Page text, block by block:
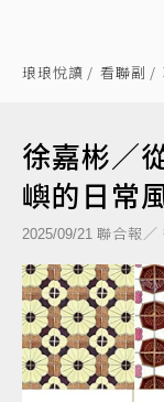
琅琅悅讀 看聯副
徐嘉彬／
嶼的日常
2025/09/21 聯合報／